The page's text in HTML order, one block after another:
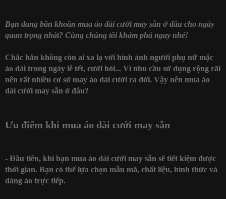
Bạn đang băn khoăn mua áo dài cưới may sẵn ở đâu cho ngày
quan trọng nhất? Cùng chúng tôi khám phá ngay nhé!
Chắc hẳn không còn ai xa lạ với hình ảnh người phụ nữ mặc
áo dài trong ngày lễ tết, cưới hỏi... Vì nhu cầu sử dụng rộng rãi
nên rất nhiều cơ sở may áo dài cưới ra đời. Vậy nên mua áo
dài cưới may sẵn ở đâu?
Ưu điểm khi mua áo dài cưới may sẵn
- Đầu tiên, khi bạn mua áo dài cưới may sẵn sẽ tiết kiệm được
thời gian. Bạn có thể lựa chọn mẫu mã, chất liệu, hình thức và
dáng áo trực tiếp.